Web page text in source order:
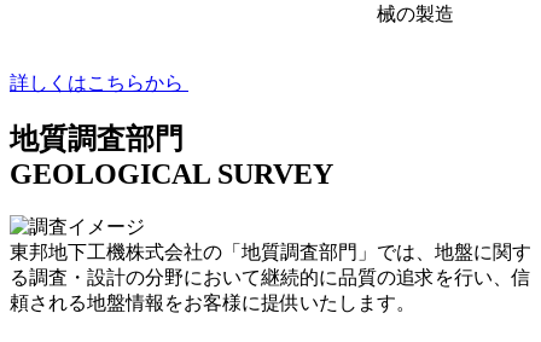
械の製造
詳しくはこちらから
地質調査部門
GEOLOGICAL SURVEY
東邦地下工機株式会社の「地質調査部門」では、地盤に関す
る調査・設計の分野において継続的に品質の追求を行い、信
頼される地盤情報をお客様に提供いたします。